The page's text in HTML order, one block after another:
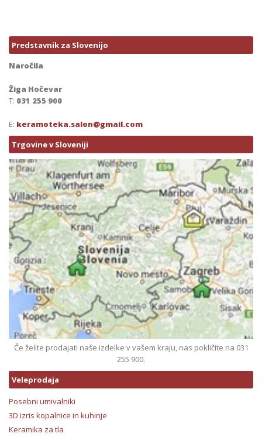
Predstavnik za Slovenijo
Naročila
Žiga Hočevar
T: 031 255 900
E: keramoteka.salon@gmail.com
Trgovine v Sloveniji
Če želite prodajati naše izdelke v vašem kraju, nas pokličite na 031
255 900.
Veleprodaja
Posebni umivalniki
3D izris kopalnice in kuhinje
Keramika za tla